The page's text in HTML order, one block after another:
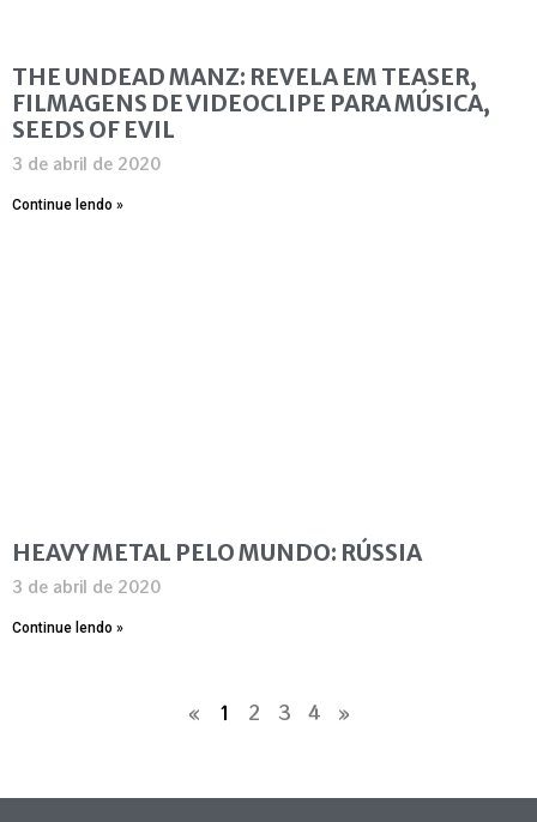
THE UNDEAD MANZ: REVELA EM TEASER,
FILMAGENS DE VIDEOCLIPE PARA MÚSICA,
SEEDS OF EVIL
3 de abril de 2020
Continue lendo »
HEAVY METAL PELO MUNDO: RÚSSIA
3 de abril de 2020
Continue lendo »
« 1 2 3 4 »